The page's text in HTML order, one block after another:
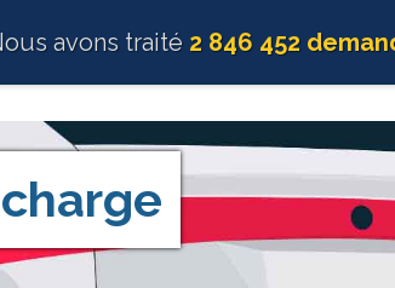
avons traité 2 846 452